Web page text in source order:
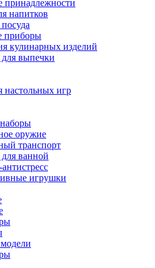
принадлежности
напитков
приборы
кулинарных изделий
выпечки
настольных игр
оружие
транспорт
ванной
игрушки